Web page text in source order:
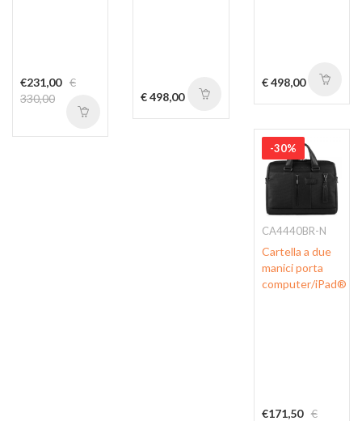
€231,00 €
330,00
€ 498,00
€ 498,00
-30%
CA4440BR-N
Cartella a due
manici porta
computer/iPad®
€171,50 €